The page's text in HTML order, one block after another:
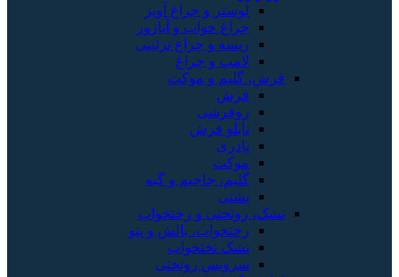
لوستر و چراغ آویز
چراغ خواب و آباژور
ریسه و چراغ تزئینی
لامپ و چراغ
فرش، گلیم و موکت
فرش
روفرشی
تابلو فرش
پادری
موکت
گلیم، جاجیم و گبه
پشتی
تشک، روتختی و رختخواب
رختخواب، بالش و پتو
تشک تختخواب
سرویس روتختی